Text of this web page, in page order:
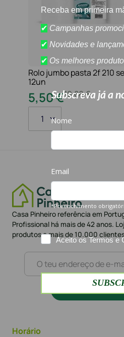
Rolo jumbo pasta 2f 210
12un
10,80€
5,50€
1
Casa Pinheiro referência em
Profissional há mais de 42 anos.
produtos e mais de 10.000
Horário